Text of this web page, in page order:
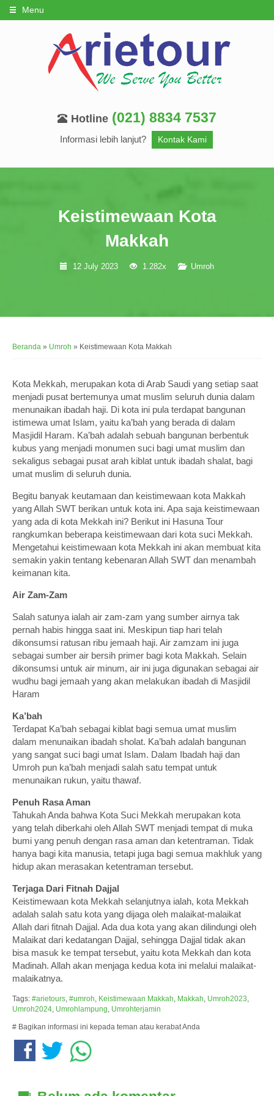
Menu
Hotline (021) 8834 7537
Informasi lebih lanjut? Kontak Kami
Keistimewaan Kota
Makkah
12 July 2023 1.282x Umroh
Beranda » Umroh » Keistimewaan Kota Makkah
Kota Mekkah, merupakan kota di Arab Saudi yang setiap saat
menjadi pusat bertemunya umat muslim seluruh dunia dalam
menunaikan ibadah haji. Di kota ini pula terdapat bangunan
istimewa umat Islam, yaitu ka’bah yang berada di dalam
Masjidil Haram. Ka’bah adalah sebuah bangunan berbentuk
kubus yang menjadi monumen suci bagi umat muslim dan
sekaligus sebagai pusat arah kiblat untuk ibadah shalat, bagi
umat muslim di seluruh dunia.
Begitu banyak keutamaan dan keistimewaan kota Makkah
yang Allah SWT berikan untuk kota ini. Apa saja keistimewaan
yang ada di kota Mekkah ini? Berikut ini Hasuna Tour
rangkumkan beberapa keistimewaan dari kota suci Mekkah.
Mengetahui keistimewaan kota Mekkah ini akan membuat kita
semakin yakin tentang kebenaran Allah SWT dan menambah
keimanan kita.
Air Zam-Zam
Salah satunya ialah air zam-zam yang sumber airnya tak
pernah habis hingga saat ini. Meskipun tiap hari telah
dikonsumsi ratusan ribu jemaah haji. Air zamzam ini juga
sebagai sumber air bersih primer bagi kota Makkah. Selain
dikonsumsi untuk air minum, air ini juga digunakan sebagai air
wudhu bagi jemaah yang akan melakukan ibadah di Masjidil
Haram
Ka’bah
Terdapat Ka’bah sebagai kiblat bagi semua umat muslim
dalam menunaikan ibadah sholat. Ka’bah adalah bangunan
yang sangat suci bagi umat Islam. Dalam Ibadah haji dan
Umroh pun ka’bah menjadi salah satu tempat untuk
menunaikan rukun, yaitu thawaf.
Penuh Rasa Aman
Tahukah Anda bahwa Kota Suci Mekkah merupakan kota
yang telah diberkahi oleh Allah SWT menjadi tempat di muka
bumi yang penuh dengan rasa aman dan ketentraman. Tidak
hanya bagi kita manusia, tetapi juga bagi semua makhluk yang
hidup akan merasakan ketentraman tersebut.
Terjaga Dari Fitnah Dajjal
Keistimewaan kota Mekkah selanjutnya ialah, kota Mekkah
adalah salah satu kota yang dijaga oleh malaikat-malaikat
Allah dari fitnah Dajjal. Ada dua kota yang akan dilindungi oleh
Malaikat dari kedatangan Dajjal, sehingga Dajjal tidak akan
bisa masuk ke tempat tersebut, yaitu kota Mekkah dan kota
Madinah. Allah akan menjaga kedua kota ini melalui malaikat-
malaikatnya.
Tags: #arietours, #umroh, Keistimewaan Makkah, Makkah, Umroh2023,
Umroh2024, Umrohlampung, Umrohterjamin
# Bagikan informasi ini kepada teman atau kerabat Anda